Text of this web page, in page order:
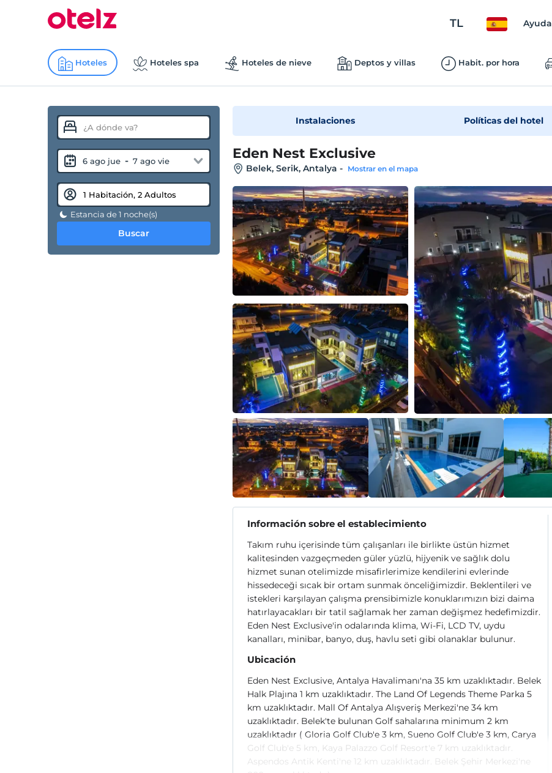
TL Ayuda
Hoteles Hoteles spa Hoteles de nieve Deptos y villas Habit. por hora
6 ago jue - 7 ago vie
Estancia de 1 noche(s)
Buscar
Instalaciones Políticas del hotel
Eden Nest Exclusive
Belek, Serik, Antalya - Mostrar en el mapa
Información sobre el establecimiento
Takım ruhu içerisinde tüm çalışanları ile birlikte üstün hizmet
kalitesinden vazgeçmeden güler yüzlü, hijyenik ve sağlık dolu
hizmet sunan otelimizde misafirlerimize kendilerini evlerinde
hissedeceği sıcak bir ortam sunmak önceliğimizdir. Beklentileri ve
istekleri karşılayan çalışma prensibimizle konuklarımızın bizi daima
hatırlayacakları bir tatil sağlamak her zaman değişmez hedefimizdir.
Eden Nest Exclusive'in odalarında klima, Wi-Fi, LCD TV, uydu
kanalları, minibar, banyo, duş, havlu seti gibi olanaklar bulunur.
Ubicación
Eden Nest Exclusive, Antalya Havalimanı'na 35 km uzaklıktadır. Belek
Halk Plajına 1 km uzaklıktadır. The Land Of Legends Theme Parka 5
km uzaklıktadır. Mall Of Antalya Alışveriş Merkezi'ne 34 km
uzaklıktadır. Belek'te bulunan Golf sahalarına minimum 2 km
uzaklıktadır ( Gloria Golf Club'e 3 km, Sueno Golf Club'e 3 km, Carya
Golf Club'e 5 km, Kaya Palazzo Golf Resort'e 7 km uzaklıktadır.
Aspendos Antik Kenti'ne 12 km uzaklıktadır. Belek Şehir Merkezi'ne